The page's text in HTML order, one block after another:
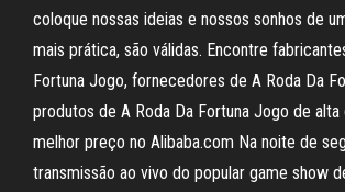
coloque nossas ideias e nossos sonhos de
mais prática, são válidas. Encontre
Fortuna Jogo, fornecedores de A Roda Da
produtos de A Roda Da Fortuna Jogo de alta
melhor preço no Alibaba.com Na noite de
transmissão ao vivo do popular game show